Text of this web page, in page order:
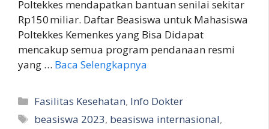
Poltekkes mendapatkan bantuan senilai sekitar
Rp150 miliar. Daftar Beasiswa untuk Mahasiswa
Poltekkes Kemenkes yang Bisa Didapat
mencakup semua program pendanaan resmi
yang … Baca Selengkapnya
Kategori
Fasilitas Kesehatan, Info Dokter
Tag
beasiswa 2023, beasiswa internasional,